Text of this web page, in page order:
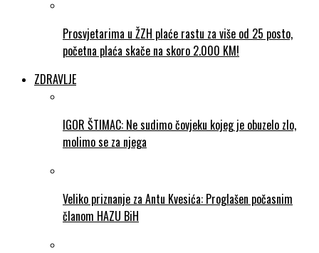
Prosvjetarima u ŽZH plaće rastu za više od 25 posto,
početna plaća skače na skoro 2.000 KM!
ZDRAVLJE
IGOR ŠTIMAC: Ne sudimo čovjeku kojeg je obuzelo zlo,
molimo se za njega
Veliko priznanje za Antu Kvesića: Proglašen počasnim
članom HAZU BiH